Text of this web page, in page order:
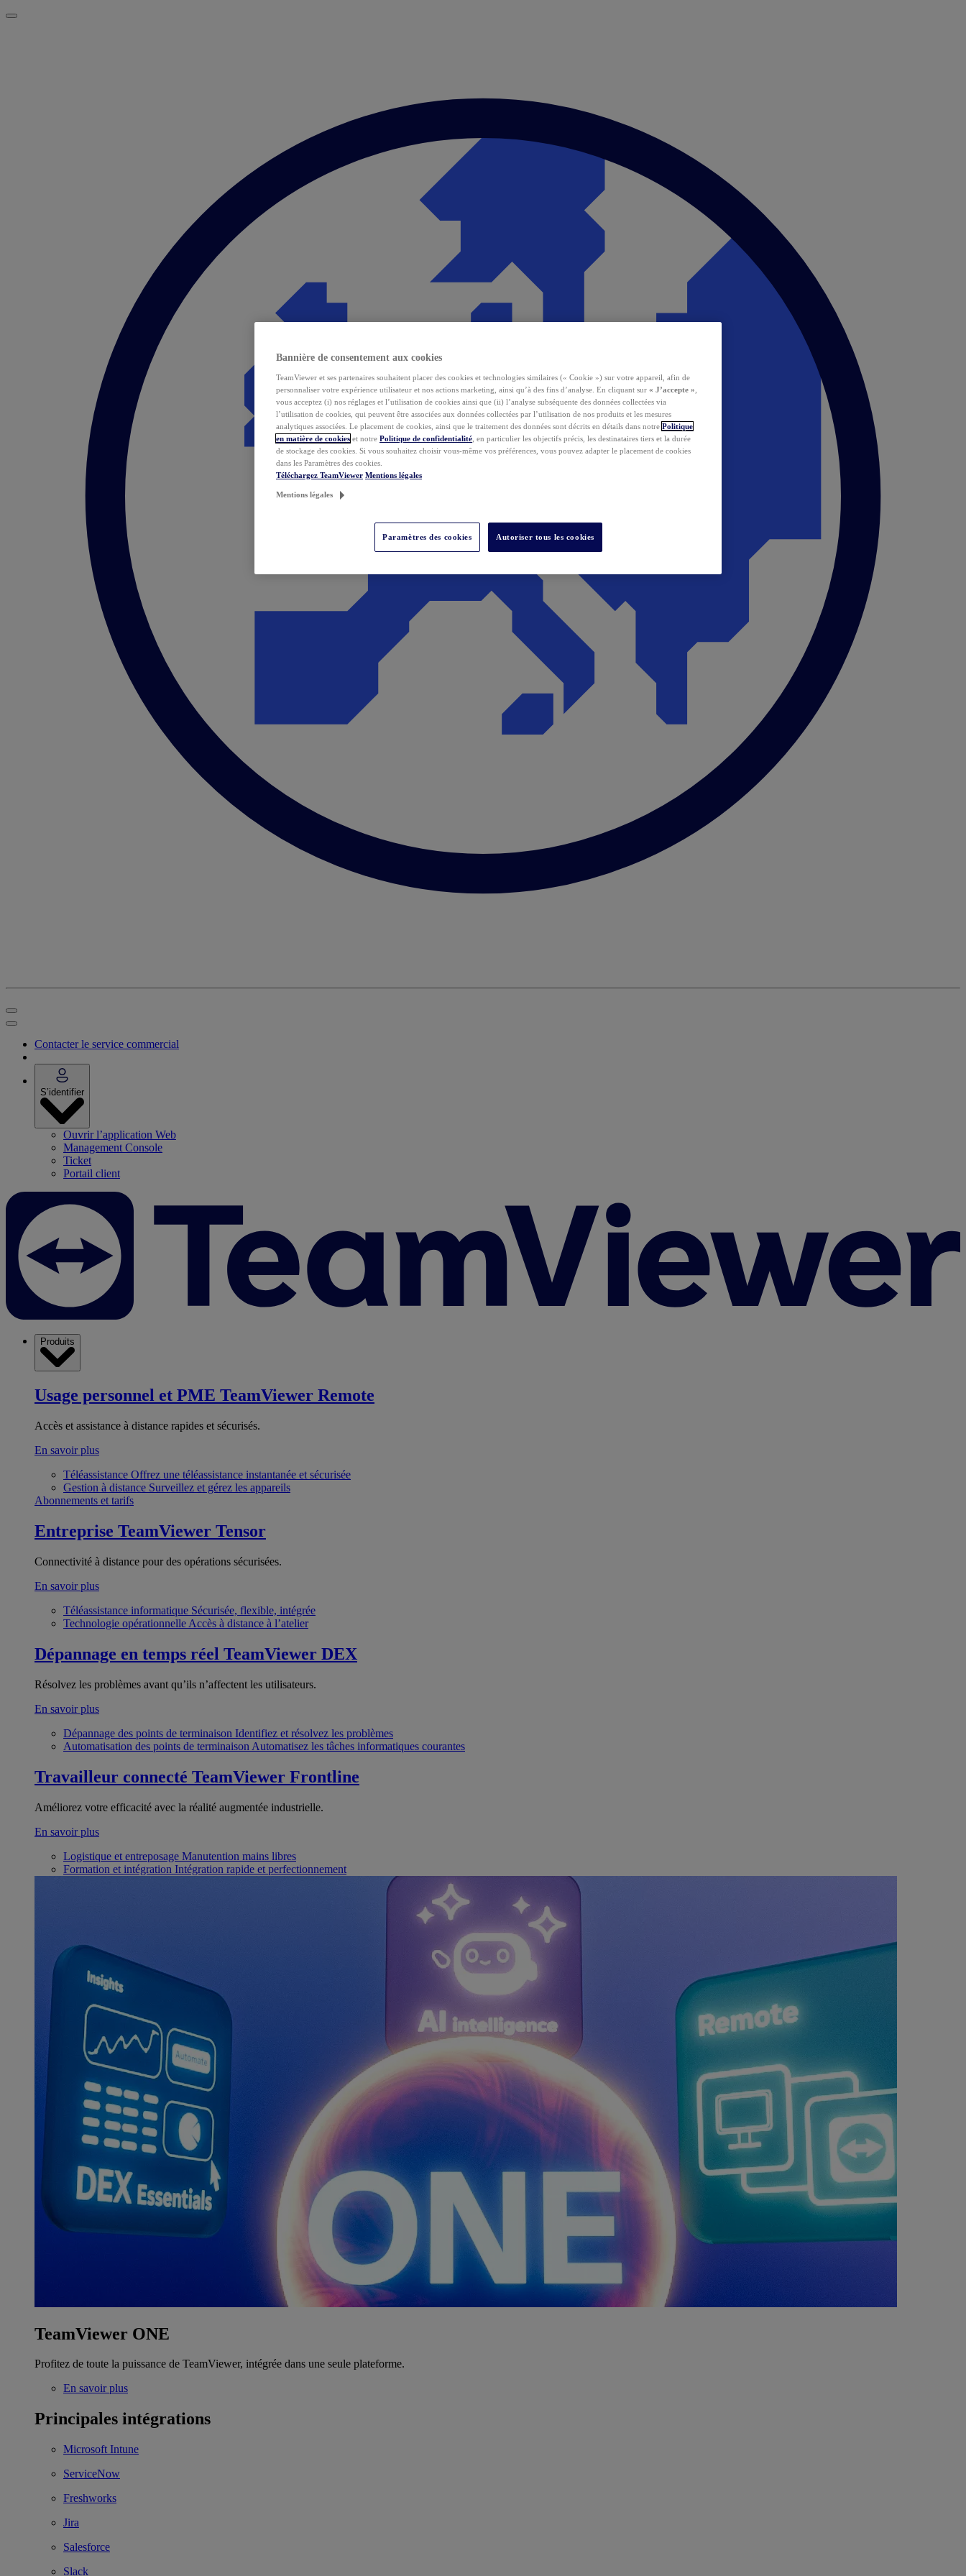
Contacter le service commercial
S’identifier
Ouvrir l’application Web
Management Console
Ticket
Portail client
Produits
Usage personnel et PME TeamViewer Remote
Accès et assistance à distance rapides et sécurisés.
En savoir plus
Téléassistance Offrez une téléassistance instantanée et sécurisée
Gestion à distance Surveillez et gérez les appareils
Abonnements et tarifs
Entreprise TeamViewer Tensor
Connectivité à distance pour des opérations sécurisées.
En savoir plus
Téléassistance informatique Sécurisée, flexible, intégrée
Technologie opérationnelle Accès à distance à l’atelier
Dépannage en temps réel TeamViewer DEX
Résolvez les problèmes avant qu’ils n’affectent les utilisateurs.
En savoir plus
Dépannage des points de terminaison Identifiez et résolvez les problèmes
Automatisation des points de terminaison Automatisez les tâches informatiques courantes
Travailleur connecté TeamViewer Frontline
Améliorez votre efficacité avec la réalité augmentée industrielle.
En savoir plus
Logistique et entreposage Manutention mains libres
Formation et intégration Intégration rapide et perfectionnement
TeamViewer ONE
Profitez de toute la puissance de TeamViewer, intégrée dans une seule plateforme.
En savoir plus
Principales intégrations
Microsoft Intune
ServiceNow
Freshworks
Jira
Salesforce
Slack
Bannière de consentement aux cookies
TeamViewer et ses partenaires souhaitent placer des cookies et technologies similaires (« Cookie ») sur votre appareil, afin de
personnaliser votre expérience utilisateur et nos actions marketing, ainsi qu’à des fins d’analyse. En cliquant sur « J’accepte »
vous acceptez (i) nos réglages et l’utilisation de cookies ainsi que (ii) l’analyse subséquente des données collectées via
l’utilisation de cookies, qui peuvent être associées aux données collectées par l’utilisation de nos produits et les mesures
analytiques associées. Le placement de cookies, ainsi que le traitement des données sont décrits en détails dans notre Politique
en matière de cookies et notre Politique de confidentialité , en particulier les objectifs précis, les destinataires tiers et la durée
de stockage des cookies. Si vous souhaitez choisir vous-même vos préférences, vous pouvez adapter le placement de cookies
dans les Paramètres des cookies.
Téléchargez TeamViewer Mentions légales
Mentions légales
Paramètres des cookies Autoriser tous les cookies